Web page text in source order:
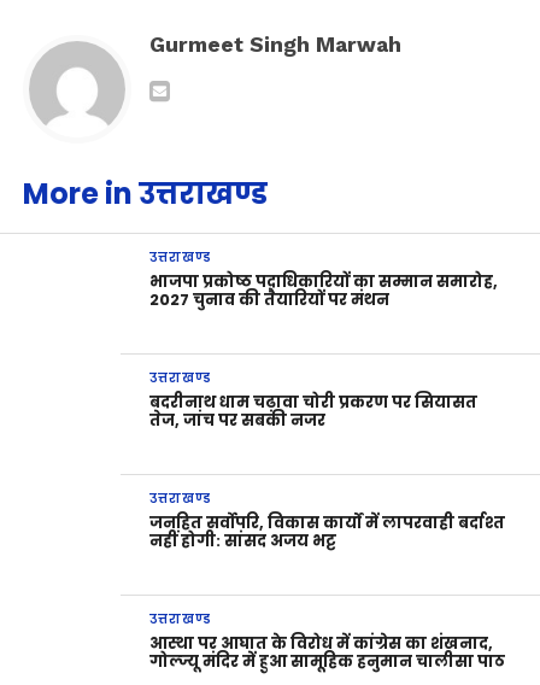
Gurmeet Singh Marwah
More in उत्तराखण्ड
उत्तराखण्ड
भाजपा प्रकोष्ठ पदाधिकारियों का सम्मान समारोह,
2027 चुनाव की तैयारियों पर मंथन
उत्तराखण्ड
बदरीनाथ धाम चढ़ावा चोरी प्रकरण पर सियासत
तेज, जांच पर सबकी नजर
उत्तराखण्ड
जनहित सर्वोपरि, विकास कार्यों में लापरवाही बर्दाश्त
नहीं होगी: सांसद अजय भट्ट
उत्तराखण्ड
आस्था पर आघात के विरोध में कांग्रेस का शंखनाद,
गोल्ज्यू मंदिर में हुआ सामूहिक हनुमान चालीसा पाठ